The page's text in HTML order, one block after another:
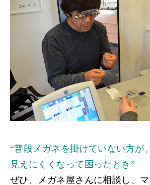
“普段メガネを掛けていない方が
見えにくくなって困ったとき ”
ぜひ、メガネ屋さんに相談し、